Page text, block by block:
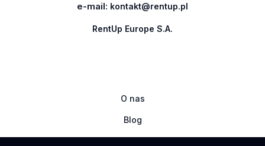
e-mail: kontakt@rentup.pl
RentUp Europe S.A.
O nas
Blog
Regulaminy